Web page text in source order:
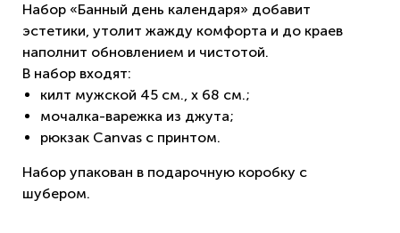
Набор «Банный день календаря» добавит
эстетики, утолит жажду комфорта и до краев
наполнит обновлением и чистотой.
В набор входят:
килт мужской 45 см., х 68 см.;
мочалка-варежка из джута;
рюкзак Canvas с принтом.
Набор упакован в подарочную коробку с
шубером.